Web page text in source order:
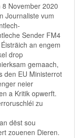
8 November 2020
Journaliste vum
Sender FM4
an engem
drop
gemaach,
den EU Ministerrot
neier
a Kritik opwerft.
zu
dëst sou
zouenen Dieren.